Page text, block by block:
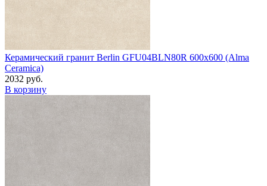
Керамический гранит Berlin GFU04BLN80R 600x600 (Alma
Ceramica)
2032 руб.
В корзину